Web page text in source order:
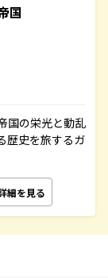
国
国の栄光と動乱
歴史を旅するガ
細を見る